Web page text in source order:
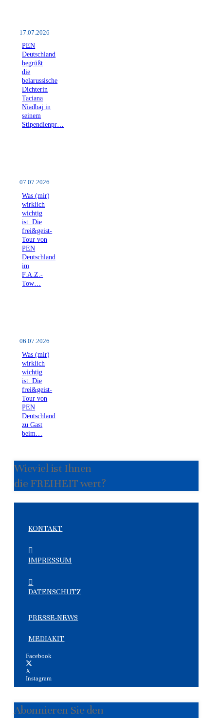
17.07.2026
PEN
Deutschland
begrüßt
die
belarussische
Dichterin
Taciana
Niadbaj in
seinem
Stipendienpr…
07.07.2026
Was (mir)
wirklich
wichtig
ist. Die
frei&geist-
Tour von
PEN
Deutschland
im
F.A.Z.-
Tow…
06.07.2026
Was (mir)
wirklich
wichtig
ist. Die
frei&geist-
Tour von
PEN
Deutschland
zu Gast
beim…
Wieviel ist Ihnen
die FREIHEIT wert?
KONTAKT
IMPRESSUM
DATENSCHUTZ
PRESSE-NEWS
MEDIAKIT
Facebook
X
Instagram
Abonnieren Sie den